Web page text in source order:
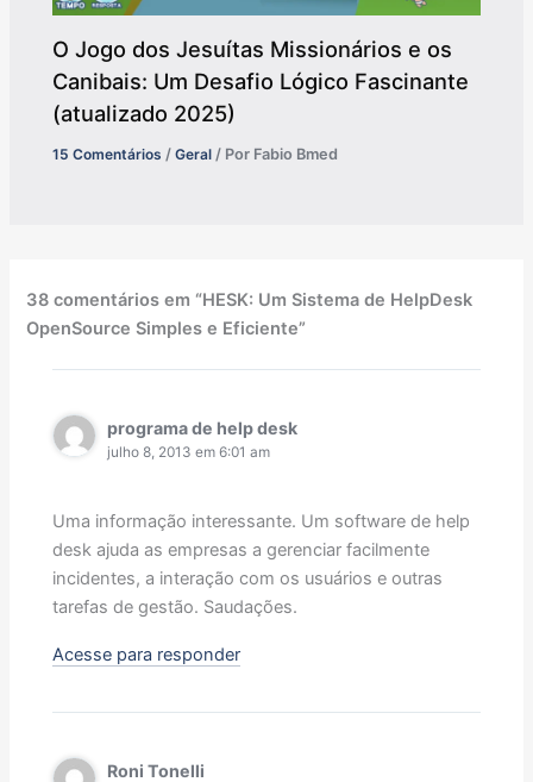
O Jogo dos Jesuítas Missionários e os
Canibais: Um Desafio Lógico Fascinante
(atualizado 2025)
15 Comentários /Geral / Por Fabio Bmed
38 comentários em “HESK: Um Sistema de HelpDesk
OpenSource Simples e Eficiente”
programa de help desk
julho 8, 2013 em 6:01 am
Uma informação interessante. Um software de help
desk ajuda as empresas a gerenciar facilmente
incidentes, a interação com os usuários e outras
tarefas de gestão. Saudações.
Acesse para responder
Roni Tonelli